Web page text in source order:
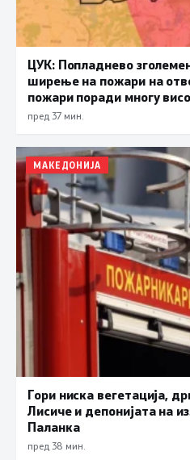
ЦУК: Попладнево
ширење на пожари на
пожари поради многу
пред 37 мин.
МАКЕДОНИЈА
Гори ниска вегетација,
Лисиче и депонијата на
Паланка
пред 38 мин.